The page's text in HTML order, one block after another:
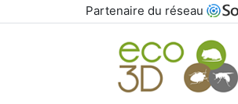
Partenaire du réseau